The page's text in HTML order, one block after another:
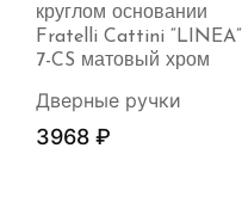
круглом основании
Fratelli Cattini “LINEA”
7-CS матовый хром
Дверные ручки
3968 ₽